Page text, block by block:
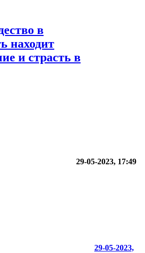
в
находит
и страсть в
29-05-2023, 17:49
29-05-2023,